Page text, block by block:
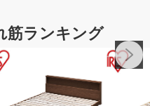
筋ランキング